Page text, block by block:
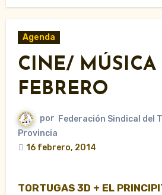
Agenda
CINE/ MÚSICA
FEBRERO
por Federación Sindical del
Provincia
16 febrero, 2014
TORTUGAS 3D + EL